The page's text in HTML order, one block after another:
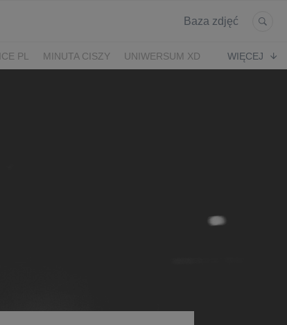
Baza zdjęć
PL MINUTA CISZY
UNIWERSUM XD
WIĘCEJ